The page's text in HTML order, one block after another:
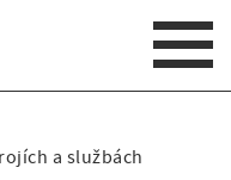
a službách